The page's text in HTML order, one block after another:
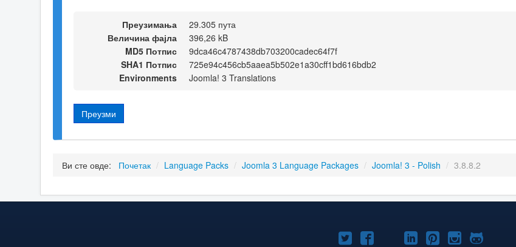
Преузимања
29.305 пута
Величина фајла
396,26 kB
MD5 Потпис
9dca46c4787438db703200cadec64f7f
SHA1 Потпис
725e94c456cb5aaea5b502e1a30cff1bd616bdb2
Environments
Joomla! 3 Translations
Преузми
Ви сте овде: Почетак / Language Packs / Joomla 3 Language Packages / Joomla! 3 - Polish / 3.8.8.2
Joomla!Joomla!Joomla!
Joomla!Joomla!
Joomla!Joomla!